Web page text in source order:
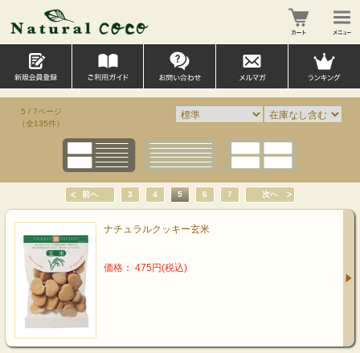
5 / 7ページ
（全135件）
前へ 3 4 5 6 7 次へ
ナチュラルクッキー玄米
価格： 475円(税込)